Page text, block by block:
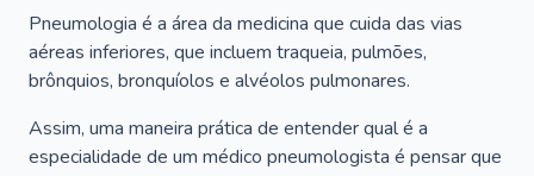
Pneumologia é a área da medicina que cuida das vias
aéreas inferiores, que incluem traqueia, pulmões,
brônquios, bronquíolos e alvéolos pulmonares.
Assim, uma maneira prática de entender qual é a
especialidade de um médico pneumologista é pensar que